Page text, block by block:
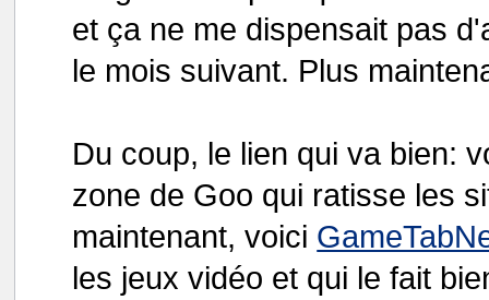
et ça ne me dispensait pas
le mois suivant. Plus
Du coup, le lien qui va bien:
zone de Goo qui ratisse les
maintenant, voici
les jeux vidéo et qui le fait